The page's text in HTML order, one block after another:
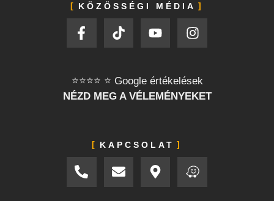
KÖZÖSSÉGI MÉDIA
⭐⭐⭐⭐ ⭐ Google értékelések
NÉZD MEG A VÉLEMÉNYEKET
KAPCSOLAT